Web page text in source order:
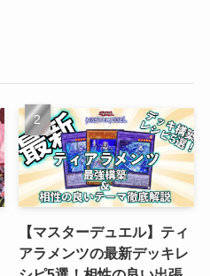
【マスターデュエル】ティ
アラメンツの最新デッキレ